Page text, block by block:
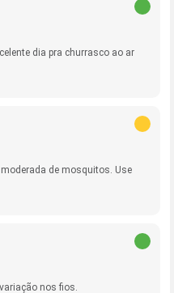
dia pra churrasco ao ar
de mosquitos. Use
nos fios.